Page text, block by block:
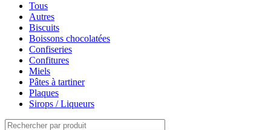
Tous
Autres
Biscuits
Boissons chocolatées
Confiseries
Confitures
Miels
Pâtes à tartiner
Plaques
Sirops / Liqueurs